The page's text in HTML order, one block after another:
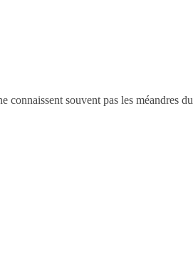
connaissent souvent pas les méandres du